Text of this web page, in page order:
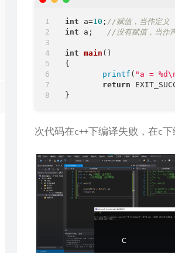
int a=10 ; //赋值，当作定义
int
//没有赋值，当作
int main ()
{
printf ( "a =
return
次代码在c++下编译失败，在c下
C